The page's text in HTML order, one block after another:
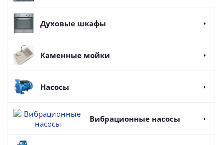
Духовые шкафы
Каменные мойки
Насосы
Вибрационные насосы